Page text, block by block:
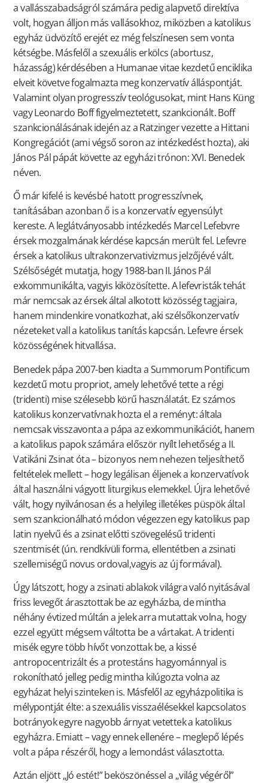
a vallásszabadságról számára pedig alapvető direktíva
volt, hogyan álljon más vallásokhoz, miközben a katolikus
egyház üdvözítő erejét ez még felszínesen sem vonta
kétségbe. Másfelől a szexuális erkölcs (abortusz,
házasság) kérdésében a Humanae vitae kezdetű enciklika
elveit követve fogalmazta meg konzervatív álláspontját.
Valamint olyan progresszív teológusokat, mint Hans Küng
vagy Leonardo Boff figyelmeztetett, szankcionált. Boff
szankcionálásának idején az a Ratzinger vezette a Hittani
Kongregációt (ami végső soron az intézkedést hozta), aki
János Pál pápát követte az egyházi trónon: XVI. Benedek
néven.
Ő már kifelé is kevésbé hatott progresszívnek,
tanításában azonban ő is a konzervatív egyensúlyt
kereste. A leglátványosabb intézkedés Marcel Lefebvre
érsek mozgalmának kérdése kapcsán merült fel. Lefevre
érsek a katolikus ultrakonzervativizmus jelzőjévé vált.
Szélsőségét mutatja, hogy 1988-ban II. János Pál
exkommunikálta, vagyis kiközösítette. A lefevristák tehát
már nemcsak az érsek által alkotott közösség tagjaira,
hanem mindenkire vonatkozhat, aki szélsőkonzervatív
nézeteket vall a katolikus tanítás kapcsán. Lefevre érsek
közösségének hitvallása.
Benedek pápa 2007-ben kiadta a Summorum Pontificum
kezdetű motu propriot, amely lehetővé tette a régi
(tridenti) mise szélesebb körű használatát. Ez számos
katolikus konzervatívnak hozta el a reményt: általa
nemcsak visszavonta a pápa az exkommunikációt, hanem
a katolikus papok számára először nyílt lehetőség a II.
Vatikáni Zsinat óta – bizonyos nem nehezen teljesíthető
feltételek mellett – hogy legálisan éljenek a konzervatívok
által használni vágyott liturgikus elemekkel. Újra lehetővé
vált, hogy nyilvánosan és a helyileg illetékes püspök által
sem szankcionálható módon végezzen egy katolikus pap
latin nyelvű és a zsinat előtti szövegelésű tridenti
szentmisét (ún. rendkívüli forma, ellentétben a zsinati
szellemiségű novus ordoval,vagyis az új formával).
Úgy látszott, hogy a zsinati ablakok világra való nyitásával
friss levegőt árasztottak be az egyházba, de mintha
néhány évtized múltán a jelek arra mutattak volna, hogy
ezzel együtt mégsem váltotta be a vártakat. A tridenti
misék egyre több hívőt vonzottak be, a kissé
antropocentrizált és a protestáns hagyománnyal is
rokonítható jelleg pedig mintha kilúgozta volna az
egyházat helyi szinteken is. Másfelől az egyházpolitika is
mélypontját élte: a szexuális visszaélésekkel kapcsolatos
botrányok egyre nagyobb árnyat vetettek a katolikus
egyházra. Emiatt – vagy ennek ellenére – meglepő lépés
volt a pápa részéről, hogy a lemondást választotta.
Aztán eljött „Jó estét!” beköszönéssel a „világ végéről”